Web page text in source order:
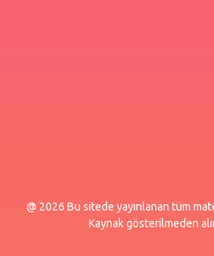
@ 2026 Bu sitede yayınlanan tüm
Kaynak gösterilmeden